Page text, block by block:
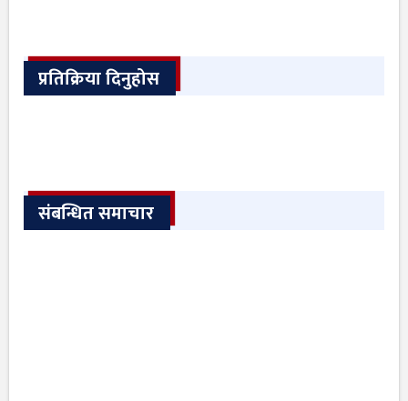
प्रतिक्रिया दिनुहोस
संबन्धित समाचार